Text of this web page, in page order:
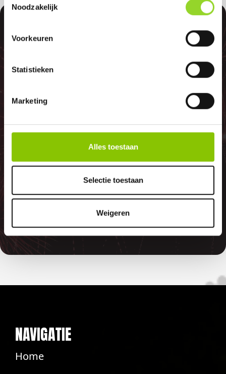
Noodzakelijk
Voorkeuren
Statistieken
Marketing
Alles toestaan
Selectie toestaan
Weigeren
100%
GELD TERUG
GARANTIE
Indien er in 2026 weer een landelijk
vuurwerkverbod is, storten wij de
betaalde bedragen automatisch
terug
NAVIGATIE
Home